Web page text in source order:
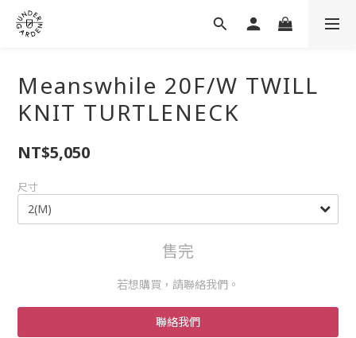
Meanswhile 20F/W TWILL
KNIT TURTLENECK
NT$5,050
尺寸
售完
若想購買，請聯絡我們。
聯絡我們